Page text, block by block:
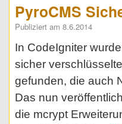
PyroCMS
Publiziert am 8.6.2014
In CodeIgniter
sicher
gefunden, die auch
Das nun
die mcrypt